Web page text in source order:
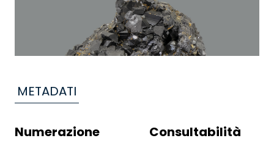
METADATI
Numerazione
Consultabilità